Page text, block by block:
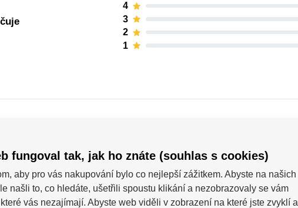
4
3
2
1
fungoval tak, jak ho znáte (souhlas s cookies)
aby pro vás nakupování bylo co nejlepší zážitkem. Abyste na našich
našli to, co hledáte, ušetřili spoustu klikání a nezobrazovaly se vám
vás nezajímají. Abyste web viděli v zobrazení na které jste zvyklí a